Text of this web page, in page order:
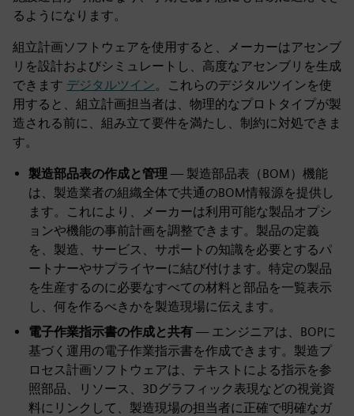
るようになります。
組立計画ソフトウェアを使用すると、メーカーはアセンブ
リを設計およびシミュレートし、高度なアセンブリを生成
できます デジタルツイン。これらのデジタルツインを使
用すると、組立計画担当者は、物理的なプロトタイプが製
造される前に、組み立て要件を満たし、制約に対処できま
す。
製造部品表の作成と管理 — 製造部品表（BOM）機能
は、製造業者の組織全体で共通のBOM情報源を提供し
ます。これにより、メーカーは利用可能な製品オプシ
ョンや機能の事前計画を調整できます。製品の定義
を、製造、サービス、サポートの知識を必要とするパ
ートナーやサプライヤーに結び付けます。特定の製品
を生産するのに必要なすべての材料と部品を一覧表示
し、何を作るべきかを製造現場に伝えます。
電子作業指示書の作成と共有— エンジニアは、BOPに
基づく運用の電子作業指示書を作成できます。製造プ
ロセス計画ソフトウェアは、テキストによる指示を参
照部品、リソース、3Dグラフィック表現などの視覚資
料にリンクして、製造現場の担当者に正確で明確なガ